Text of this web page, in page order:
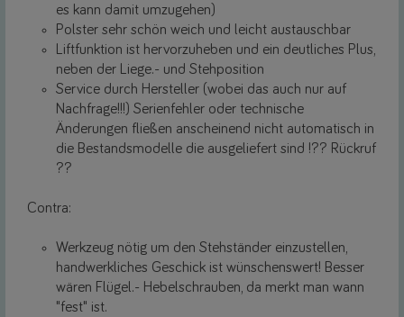
es kann damit umzugehen)
Polster sehr schön weich und leicht austauschbar
Liftfunktion ist hervorzuheben und ein deutliches Plus,
neben der Liege.- und Stehposition
Service durch Hersteller (wobei das auch nur auf
Nachfrage!!!) Serienfehler oder technische
Änderungen fließen anscheinend nicht automatisch in
die Bestandsmodelle die ausgeliefert sind !?? Rückruf
??
Contra:
Werkzeug nötig um den Stehständer einzustellen,
handwerkliches Geschick ist wünschenswert! Besser
wären Flügel.- Hebelschrauben, da merkt man wann
"fest" ist.